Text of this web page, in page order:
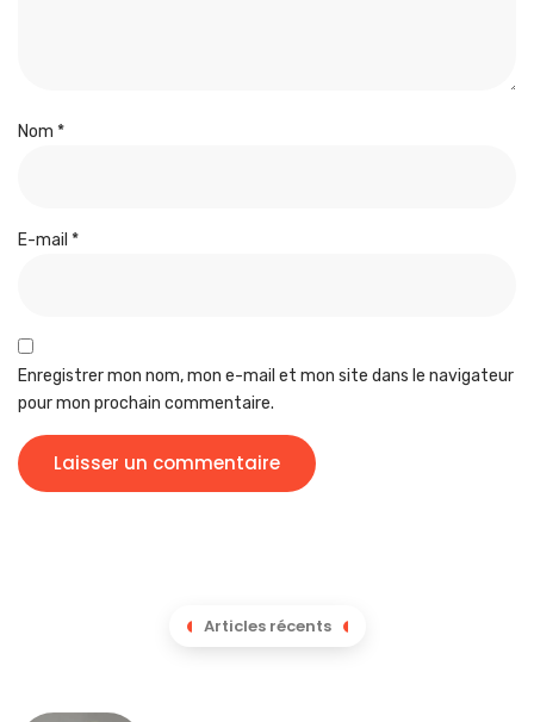
Nom *
E-mail *
Enregistrer mon nom, mon e-mail et mon site dans le navigateur
pour mon prochain commentaire.
Articles récents